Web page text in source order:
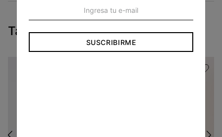
Tambien te pueden interesar
SUSCRIBIRME